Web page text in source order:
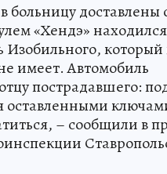
доставлены
«Хендэ»
который
имеет. Автомобиль
пострадавшего:
оставленными
– сообщили в